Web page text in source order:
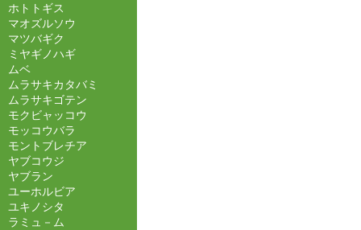
ホトトギス
マオズルソウ
マツバギク
ミヤギノハギ
ムベ
ムラサキカタバミ
ムラサキゴテン
モクビャッコウ
モッコウバラ
モントブレチア
ヤブコウジ
ヤブラン
ユーホルビア
ユキノシタ
ラミュ－ム